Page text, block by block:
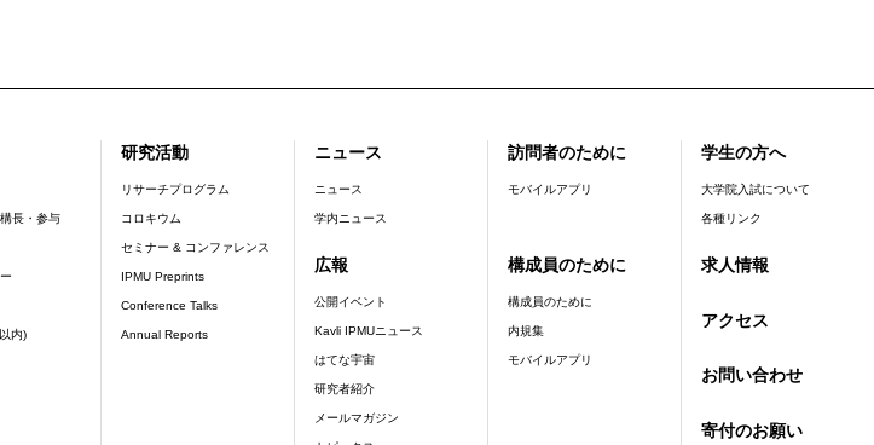
長・参与
内)
研究活動
リサーチプログラム
コロキウム
セミナー & コンファレンス
IPMU Preprints
Conference Talks
Annual Reports
ニュース
ニュース
学内ニュース
広報
公開イベント
Kavli IPMUニュース
はてな宇宙
研究者紹介
メールマガジン
求人情報
訪問者のために
モバイルアプリ
構成員のために
構成員のために
内規集
モバイルアプリ
学生の方へ
大学院入試について
各種リンク
アクセス
お問い合わせ
寄付のお願い